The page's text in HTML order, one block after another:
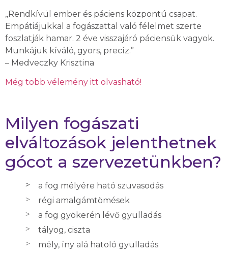
„Rendkívül ember és páciens központú csapat.
Empátiájukkal a fogászattal való félelmet szerte
foszlatják hamar. 2 éve visszajáró páciensük vagyok.
Munkájuk kíváló, gyors, precíz.”
– Medveczky Krisztina
Még több vélemény itt olvasható!
Milyen fogászati
elváltozások jelenthetnek
gócot a szervezetünkben?
a fog mélyére ható szuvasodás
régi amalgámtömések
a fog gyökerén lévő gyulladás
tályog, ciszta
mély, íny alá hatoló gyulladás